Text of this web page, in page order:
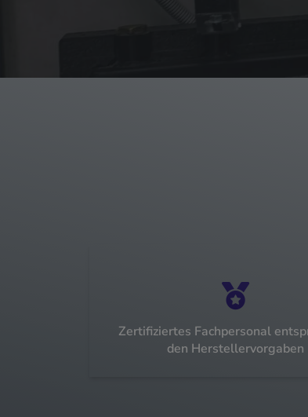
Zertifiziertes Fachpersonal
den Herstellervorgaben